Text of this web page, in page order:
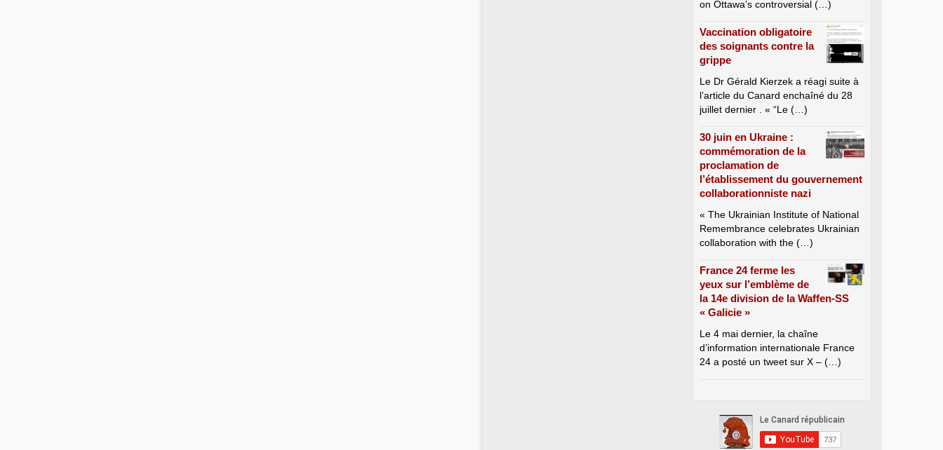
on Ottawa’s controversial (…)
Vaccination obligatoire
des soignants contre la
grippe
Le Dr Gérald Kierzek a réagi suite à
l’article du Canard enchaîné du 28
juillet dernier . « “Le (…)
30 juin en Ukraine :
commémoration de la
proclamation de
l’établissement du gouvernement
collaborationniste nazi
« The Ukrainian Institute of National
Remembrance celebrates Ukrainian
collaboration with the (…)
France 24 ferme les
yeux sur l’emblème de
la 14e division de la Waffen-SS
« Galicie »
Le 4 mai dernier, la chaîne
d’information internationale France
24 a posté un tweet sur X – (…)